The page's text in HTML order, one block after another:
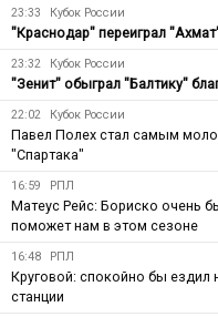
23:33 Кубок России
"Краснодар" переиграл
23:32 Кубок России
"Зенит" обыграл "Балтику"
22:02 Кубок России
Павел Полех стал самым
"Спартака"
16:59 РПЛ
Матеус Рейс: Бориско очень
поможет нам в этом сезоне
16:48 РПЛ
Круговой: спокойно бы ездил
станции